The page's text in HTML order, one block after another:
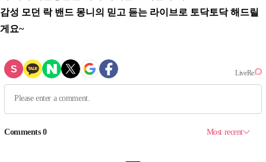
감성 모던 락 밴드 몽니의 믿고 듣는 라이브로 토닥토닥 해드릴
게요~